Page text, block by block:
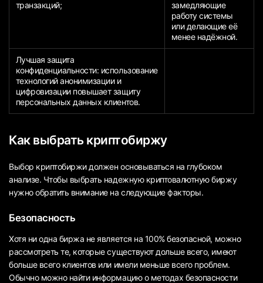
транзакций;
замедляющие
работу системы
или делающие её
менее надёжной.
Лучшая защита
конфиденциальности: использование
технологий анонимизации и
цифровизации повышает защиту
персональных данных клиентов.
Как выбрать криптобиржу
Выбор криптобиржи должен основываться на глубоком
анализе. Чтобы выбрать надежную криптовалютную биржу
нужно обратить внимание на следующие факторы.
Безопасность
Хотя ни одна биржа не является на 100% безопасной, можно
рассмотреть те, которые существуют дольше всего, имеют
больше всего клиентов или имели меньше всего проблем.
Обычно можно найти информацию о методах безопасности